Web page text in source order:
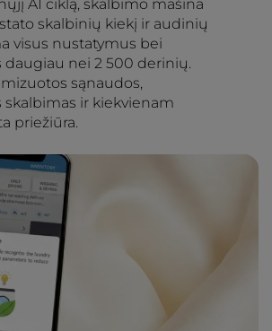
AI ciklą, skalbimo mašina
skalbinių kiekį ir audinių
visus nustatymus bei
daugiau nei 2 500 derinių.
sąnaudos,
ir kiekvienam
priežiūra.